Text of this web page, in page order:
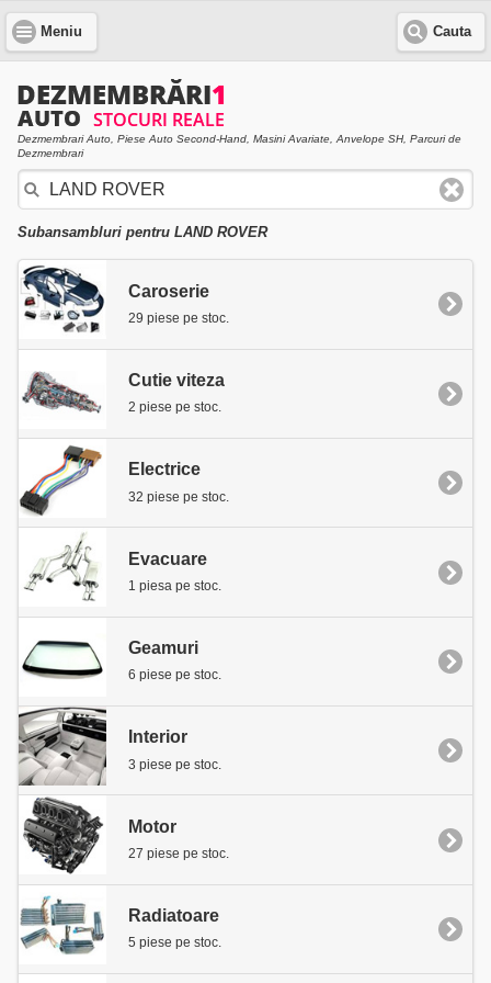
Meniu Cauta
Dezmembrari Auto, Piese Auto Second-Hand, Masini Avariate, Anvelope SH, Parcuri de
Dezmembrari
Subansambluri pentru LAND ROVER
Caroserie
29 piese pe stoc.
Cutie viteza
2 piese pe stoc.
Electrice
32 piese pe stoc.
Evacuare
1 piesa pe stoc.
Geamuri
6 piese pe stoc.
Interior
3 piese pe stoc.
Motor
27 piese pe stoc.
Radiatoare
5 piese pe stoc.